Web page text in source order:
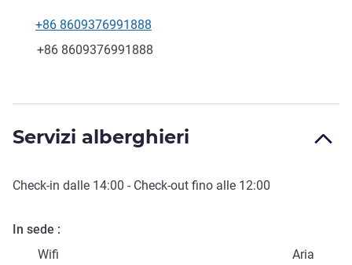
Telefono
+86 8609376991888
Fax
+86 8609376991888
Servizi alberghieri
Check-in dalle 14:00 - Check-out fino alle 12:00
In sede
Wifi
Aria